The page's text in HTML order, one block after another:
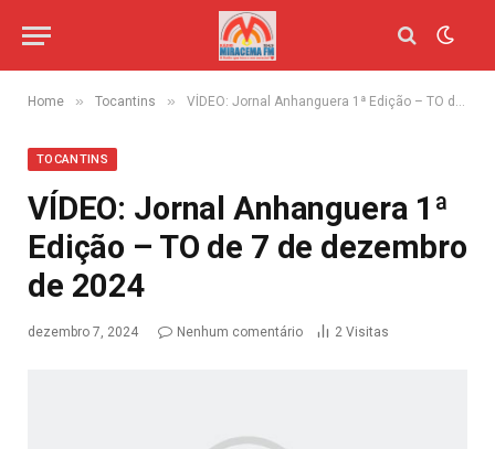
Home » Tocantins » VÍDEO: Jornal Anhanguera 1ª Edição – TO de 7 de dezembro de 2024
TOCANTINS
VÍDEO: Jornal Anhanguera 1ª
Edição – TO de 7 de dezembro
de 2024
dezembro 7, 2024 Nenhum comentário 2 Visitas